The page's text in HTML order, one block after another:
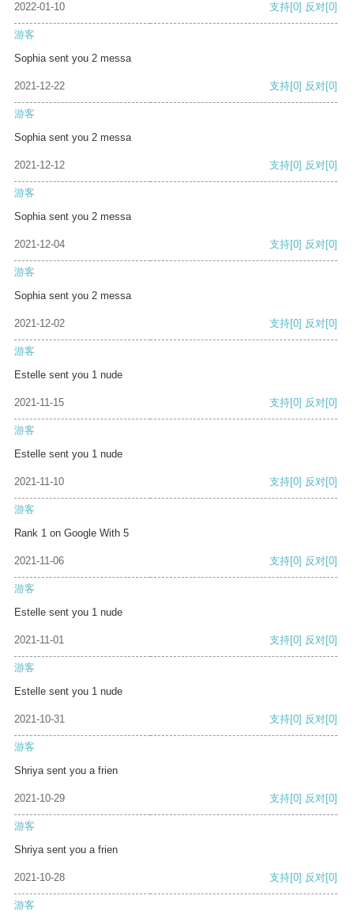
2022-01-10 支持[0] 反对[0]
游客
Sophia sent you 2 messa
2021-12-22 支持[0] 反对[0]
游客
Sophia sent you 2 messa
2021-12-12 支持[0] 反对[0]
游客
Sophia sent you 2 messa
2021-12-04 支持[0] 反对[0]
游客
Sophia sent you 2 messa
2021-12-02 支持[0] 反对[0]
游客
Estelle sent you 1 nude
2021-11-15 支持[0] 反对[0]
游客
Estelle sent you 1 nude
2021-11-10 支持[0] 反对[0]
游客
Rank 1 on Google With 5
2021-11-06 支持[0] 反对[0]
游客
Estelle sent you 1 nude
2021-11-01 支持[0] 反对[0]
游客
Estelle sent you 1 nude
2021-10-31 支持[0] 反对[0]
游客
Shriya sent you a frien
2021-10-29 支持[0] 反对[0]
游客
Shriya sent you a frien
2021-10-28 支持[0] 反对[0]
游客